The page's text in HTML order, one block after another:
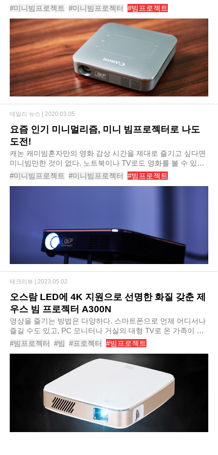
(Home)과 피크닉(Picnic)이 합쳐진 용어다. 거실, 베란다, 옥
상, 앞 마당 등에서 야외에 나..
#미니빔프로젝트 #미니빔프로젝터 #빔프로젝트
#가정용빔프로젝터 #LG미니빔 #캐논미니빔
#미니빔프로젝트추천 #가성비빔프로젝트
#가정용빔프로젝터추천
#빔프로젝터추천
요즘 인기 미니멀리즘, 미니 빔프로젝터로 나도
도전!
캐논 캐미빔​혼자만의 영화 감상 시간을 제대로 즐기고 싶다면
미니빔만한 것이 없다. 노트북이나 TV로도 영화를 볼 수 있지
만 미니빔을 사용한다면 더욱 더 큰 화면으로 영화를 볼 수 있
어 그야말로 나만을 위한영화관..
#미니빔프로젝트 #미니빔프로젝터 #빔프로젝트
#빔프로젝터 #미니빔 #가정용미니빔 #가정용빔프로젝터
데일리 뉴스 | 2020.03.05
오스람 LED에 4K 지원으로 선명한 화질 갖춘 제
우스 빔 프로젝터 A300N
영상을 즐기는 방법은 다양하다. 스마트폰으로 언제 어디서나
즐길 수도 있고, PC 모니터나 거실의 대형 TV로 온 가족이 다
함께 모여서 즐길 수도 있다. 대화면의 감동을 얻기 위해 영화
관을 선호하는 경우도 많은데, 가끔..
#빔프로젝터 #빔 #프로젝터 #빔프로젝트
#빔프로젝터추천 #가성비빔프로젝터 #미니빔프로젝터
#안드로이드빔프로젝터
#제우스빔프로젝터A300N
테크리뷰 | 2023.05.02